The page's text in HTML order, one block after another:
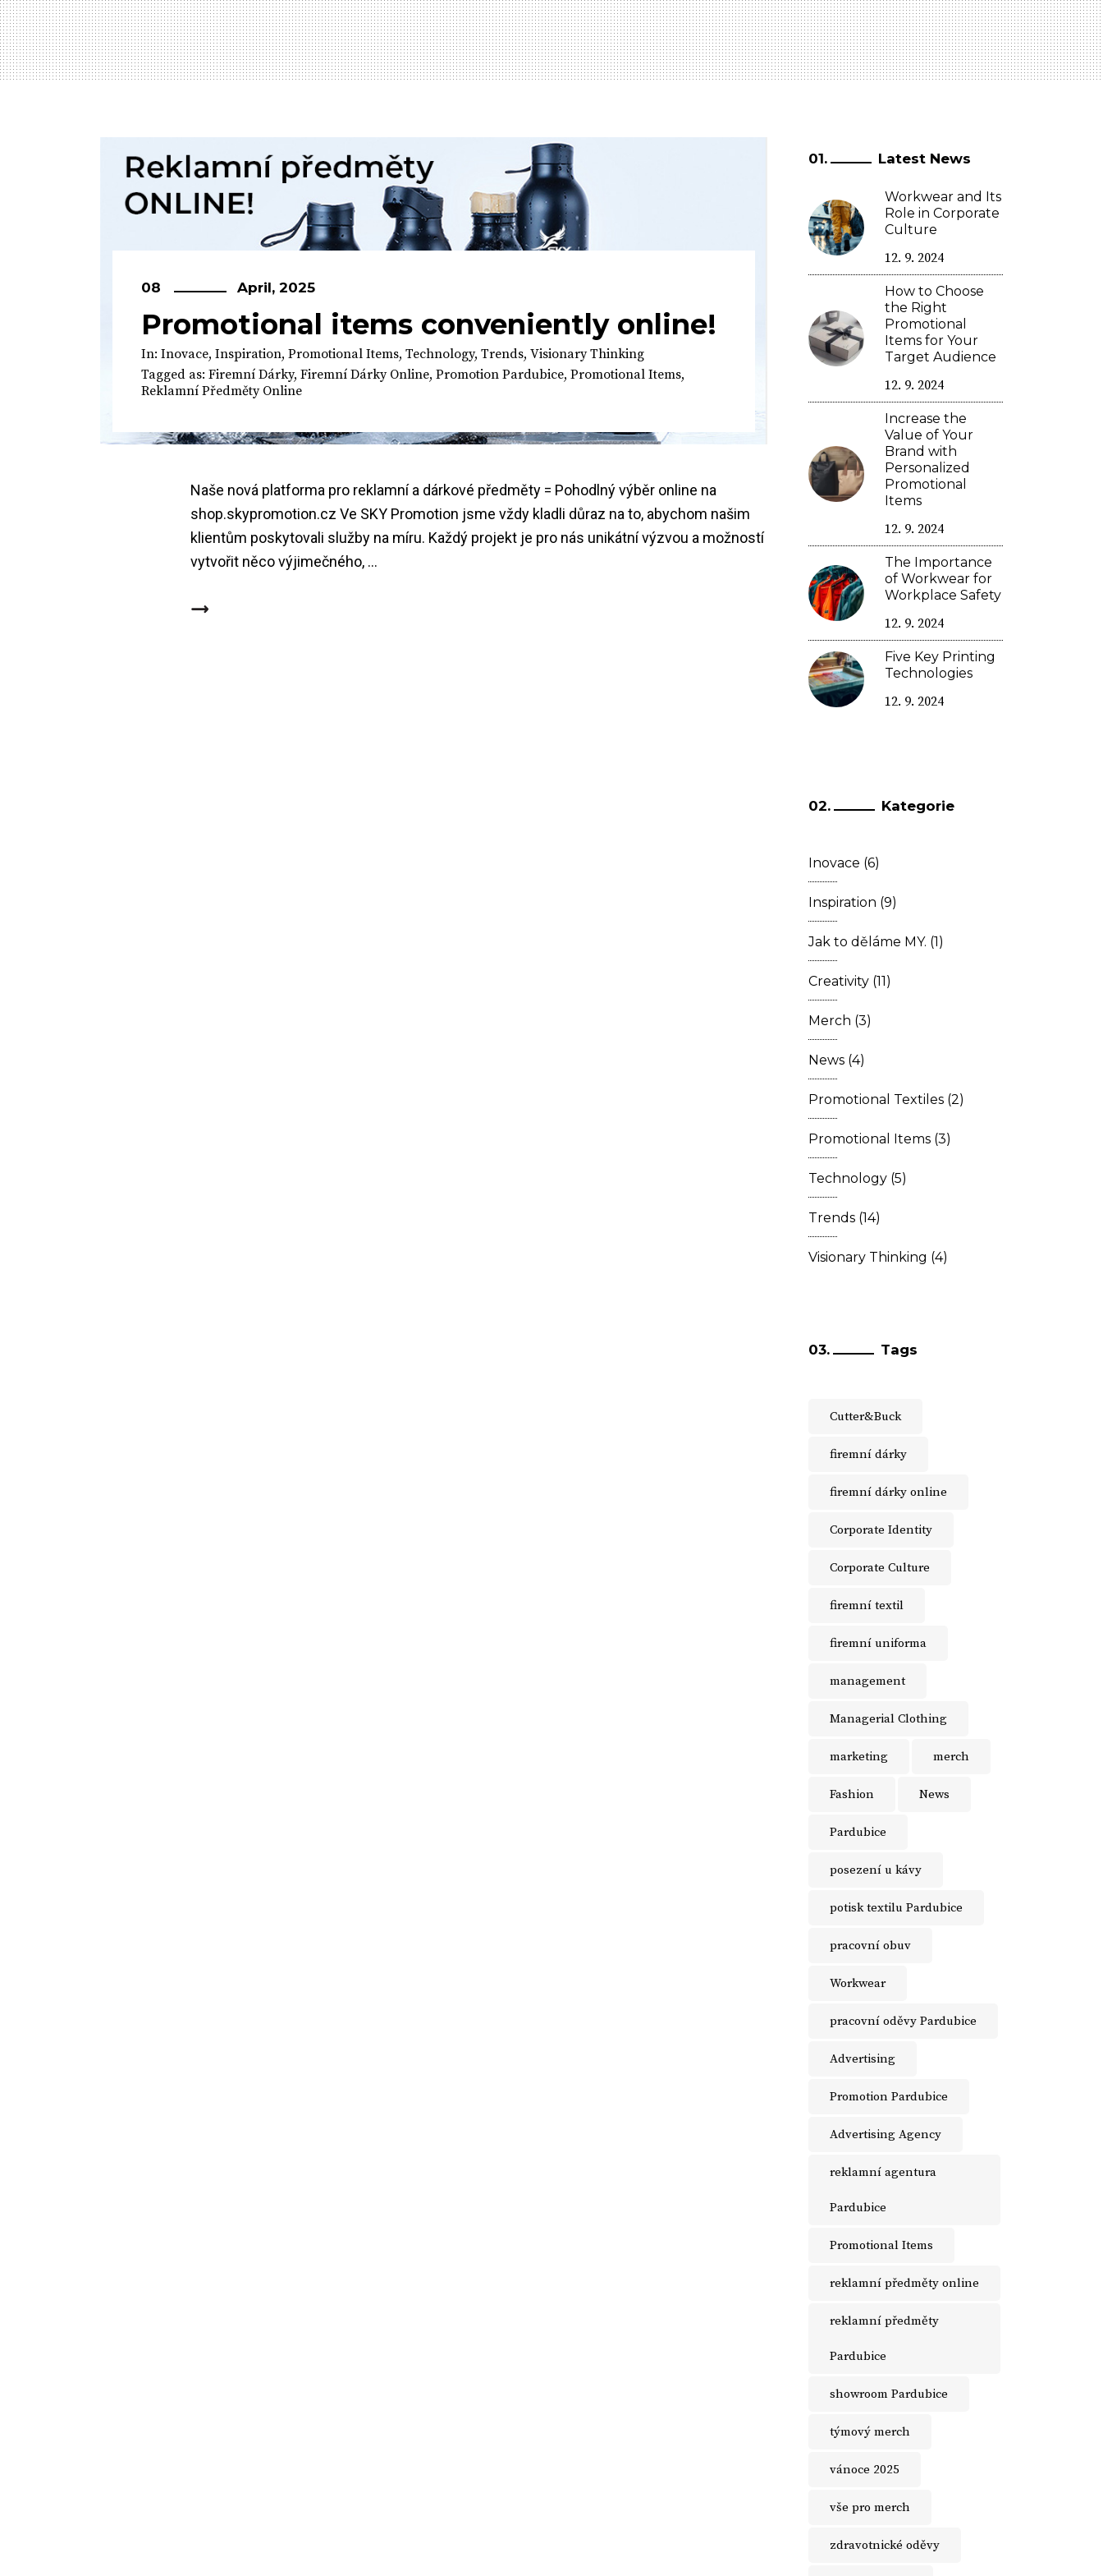
08 April, 2025
Promotional items conveniently online!
In: Inovace, Inspiration, Promotional Items, Technology, Trends, Visionary Thinking
Tagged as: Firemní Dárky, Firemní Dárky Online, Promotion Pardubice, Promotional Items,
Reklamní Předměty Online
Naše nová platforma pro reklamní a dárkové předměty = Pohodlný výběr online na
shop.skypromotion.cz Ve SKY Promotion jsme vždy kladli důraz na to, abychom našim
klientům poskytovali služby na míru. Každý projekt je pro nás unikátní výzvou a možností
vytvořit něco výjimečného,
Latest News
Workwear and Its
Role in Corporate
Culture
12. 9. 2024
How to Choose
the Right
Promotional
Items for Your
Target Audience
12. 9. 2024
Increase the
Value of Your
Brand with
Personalized
Promotional
Items
12. 9. 2024
The Importance
of Workwear for
Workplace Safety
12. 9. 2024
Five Key Printing
Technologies
12. 9. 2024
Kategorie
Inovace (6)
Inspiration (9)
Jak to děláme MY. (1)
Creativity(11)
Merch (3)
News(4)
Promotional Textiles(2)
Promotional Items(3)
Technology(5)
Trends(14)
Visionary Thinking (4)
Tags
Cutter&Buck
firemní dárky
firemní dárky online
Corporate Identity
Corporate Culture
firemní textil
firemní uniforma
management
Managerial Clothing
marketing merch
Fashion News
Pardubice
posezení u kávy
potisk textilu Pardubice
pracovní obuv
Workwear
pracovní oděvy Pardubice
Advertising
Promotion Pardubice
Advertising Agency
reklamní agentura
Pardubice
Promotional Items
reklamní předměty online
reklamní předměty
Pardubice
showroom Pardubice
týmový merch
vánoce 2025
vše pro merch
zdravotnické oděvy